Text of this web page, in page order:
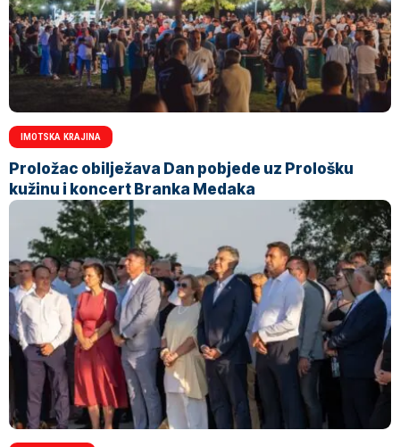
IMOTSKA KRAJINA
Proložac obilježava Dan pobjede uz Prološku
kužinu i koncert Branka Medaka